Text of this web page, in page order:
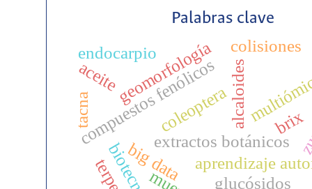
Palabras clave
aprendizaje
big data
alcaloides
compuestos fenólicos
glucósidos
extractos botánicos
geomorfología
coleoptera
aceite
brix
endocarpio
tacna
colisiones